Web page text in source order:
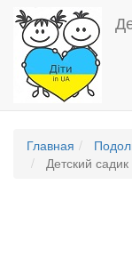
Перейти
основному
содержанию
Главная
Детский